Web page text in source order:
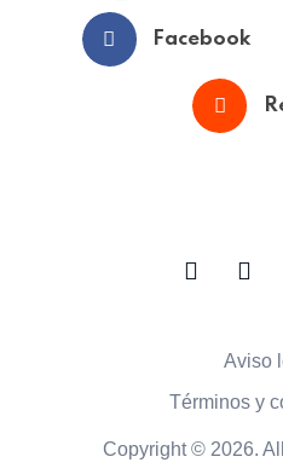
Facebook
Aviso
Términos y
Copyright © 2026.